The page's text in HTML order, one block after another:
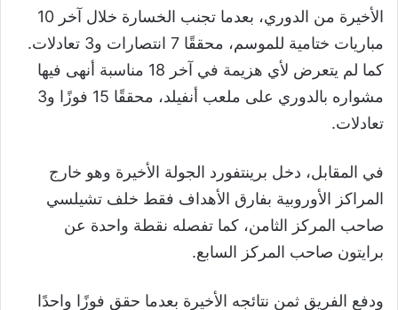
الأخيرة من الدوري، بعدما تجنب الخسارة خلال آخر 10
مباريات ختامية للموسم، محققًا 7 انتصارات و3 تعادلات.
كما لم يتعرض لأي هزيمة في آخر 18 مناسبة أنهى فيها
مشواره بالدوري على ملعب أنفيلد، محققًا 15 فوزًا و3
تعادلات.
في المقابل، دخل برينتفورد الجولة الأخيرة وهو خارج
المراكز الأوروبية بفارق الأهداف فقط خلف تشيلسي
صاحب المركز الثامن، كما تفصله نقطة واحدة عن
برايتون صاحب المركز السابع.
ودفع الفريق ثمن نتائجه الأخيرة بعدما حقق فوزًا واحدًا